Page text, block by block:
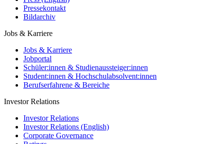
Pressekontakt
Bildarchiv
Jobs & Karriere
Jobs & Karriere
Jobportal
Schüler:innen & Studienaussteiger:innen
Student:innen & Hochschulabsolvent:innen
Berufserfahrene & Bereiche
Investor Relations
Investor Relations
Investor Relations (English)
Corporate Governance